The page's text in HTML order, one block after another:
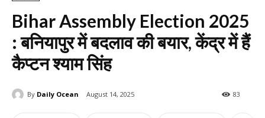
Bihar Assembly Election 2025
: बनियापुर में बदलाव की बयार, केंद्र में हैं
कैप्टन श्याम सिंह
By Daily Ocean August 14, 2025 83